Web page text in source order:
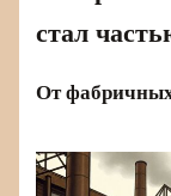
стал
От